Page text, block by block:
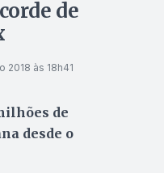
de
2018 às 18h41
de
desde o